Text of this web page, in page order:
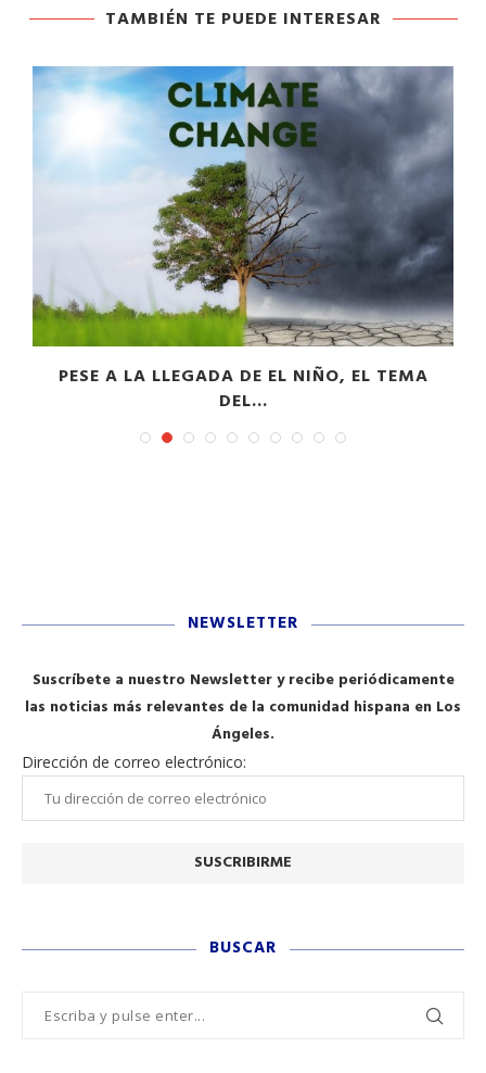
TAMBIÉN TE PUEDE INTERESAR
PESE A LA LLEGADA DE EL NIÑO, EL TEMA
DEL...
NEWSLETTER
Suscríbete a nuestro Newsletter y recibe periódicamente
las noticias más relevantes de la comunidad hispana en Los
Ángeles.
Dirección de correo electrónico:
BUSCAR